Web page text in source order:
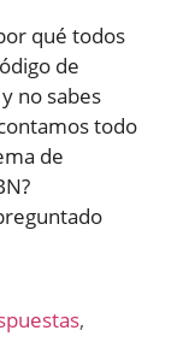
qué todos
de
no sabes
todo
de
,